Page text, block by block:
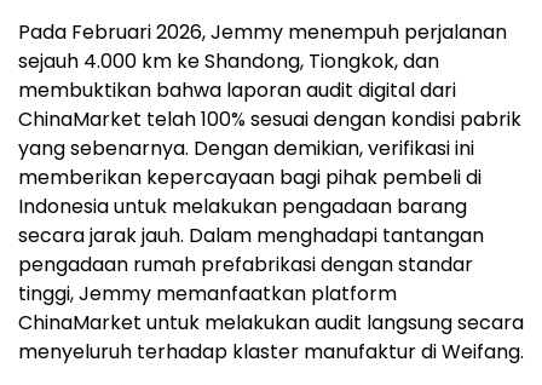
Pada Februari 2026, Jemmy menempuh perjalanan
sejauh 4.000 km ke Shandong, Tiongkok, dan
membuktikan bahwa laporan audit digital dari
ChinaMarket telah 100% sesuai dengan kondisi pabrik
yang sebenarnya. Dengan demikian, verifikasi ini
memberikan kepercayaan bagi pihak pembeli di
Indonesia untuk melakukan pengadaan barang
secara jarak jauh. Dalam menghadapi tantangan
pengadaan rumah prefabrikasi dengan standar
tinggi, Jemmy memanfaatkan platform
ChinaMarket untuk melakukan audit langsung secara
menyeluruh terhadap klaster manufaktur di Weifang.